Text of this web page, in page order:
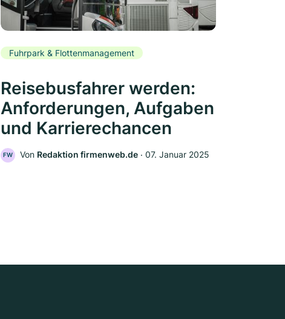
Fuhrpark & Flottenmanagement
Reisebusfahrer werden:
Anforderungen, Aufgaben
und Karrierechancen
FW Von Redaktion firmenweb.de ‧ 07. Januar 2025